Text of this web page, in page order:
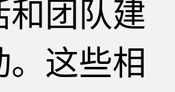
和团队建
。这些相